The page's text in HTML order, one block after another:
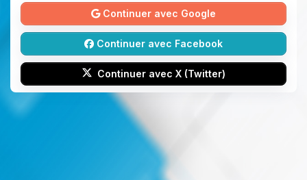
Continuer avec Google
Continuer avec Facebook
Continuer avec X (Twitter)